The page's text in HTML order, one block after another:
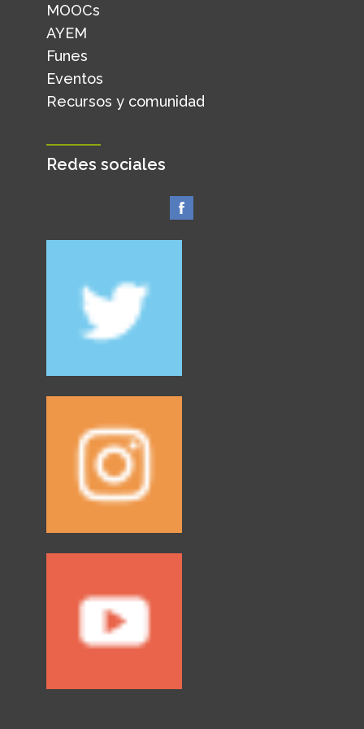
MOOCs
AYEM
Funes
Eventos
Recursos y comunidad
Redes sociales